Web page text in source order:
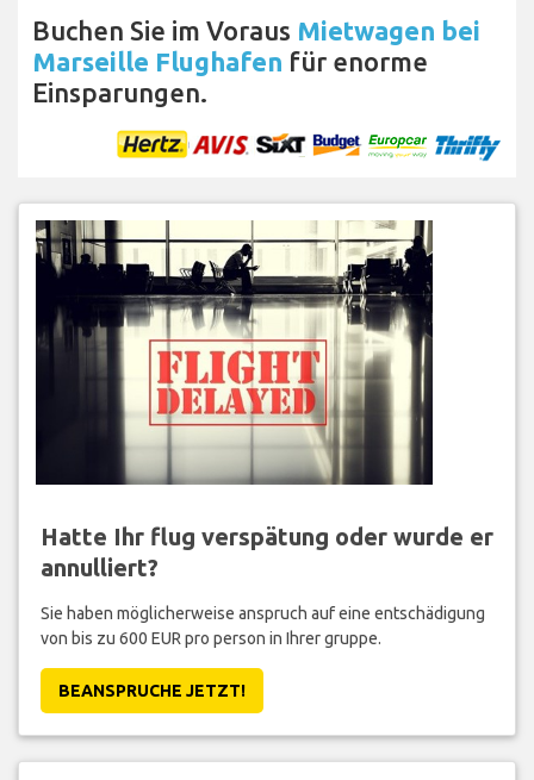
Buchen Sie im Voraus Mietwagen bei
Marseille Flughafen für enorme
Einsparungen.
Hatte Ihr flug verspätung oder wurde er
annulliert?
Sie haben möglicherweise anspruch auf eine entschädigung
von bis zu 600 EUR pro person in Ihrer gruppe.
BEANSPRUCHE JETZT!